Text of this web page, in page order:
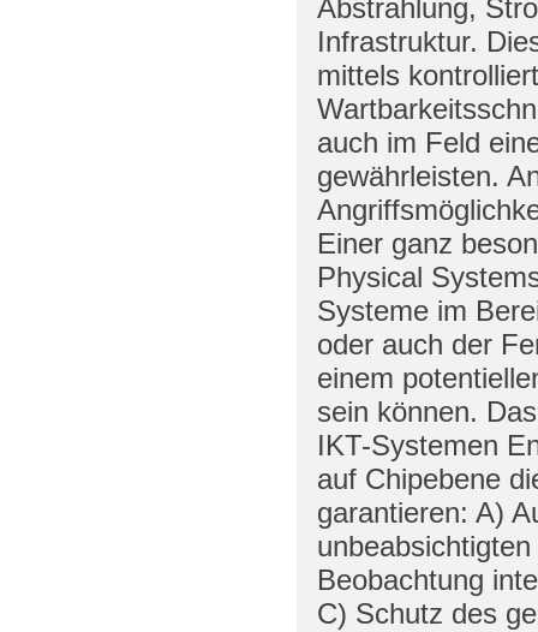
Abstrahlung,
Infrastruktur.
mittels
auch im Feld
gewährleisten.
Einer ganz
Physical
Systeme im
oder auch der
einem
sein können.
IKT-Systemen
auf Chipebene
garantieren: A)
Beobachtung
C) Schutz des